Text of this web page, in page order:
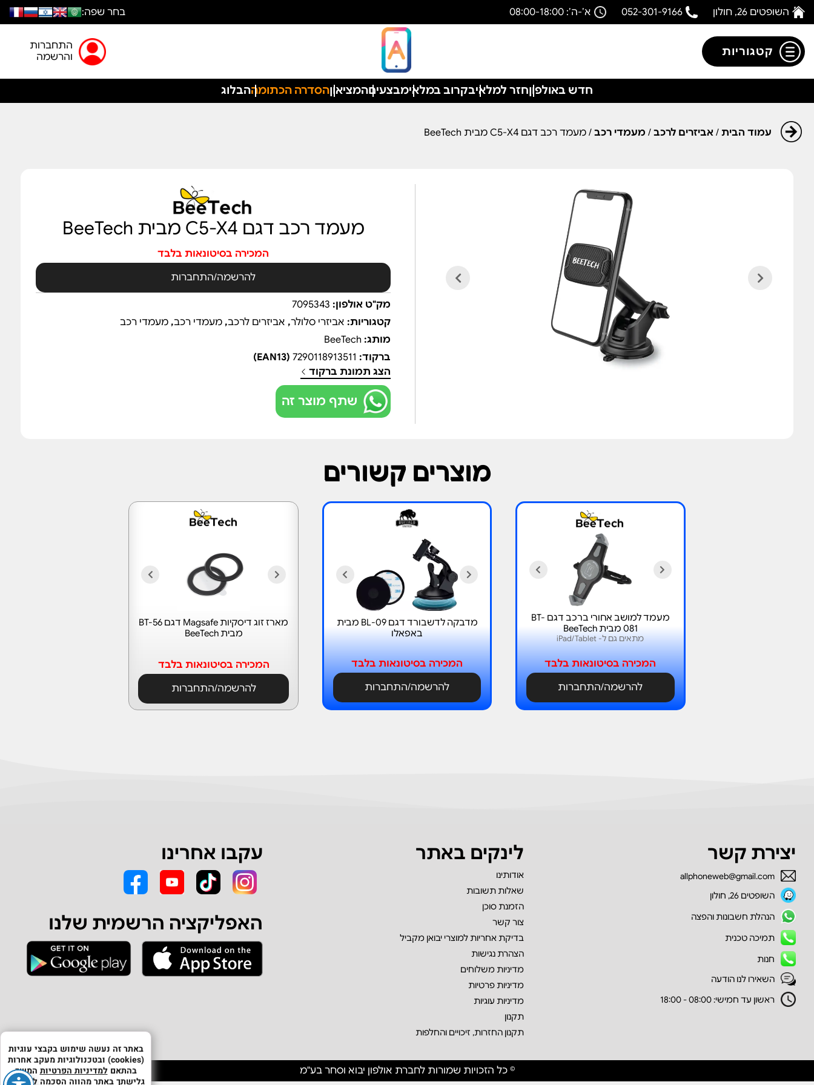
השופטים 26, חולון 052-301-9166 א’-ה’: 08:00-18:00 בחר שפה:
קטגוריות
התחברות
והרשמה
חדש באולפוןחזר למלאיבקרוב במלאימבצעיםהמציאוןהסדרה הכתומההבלוג
עמוד הבית /אביזרים לרכב / מעמדי רכב / מעמד רכב דגם C5-X4 מבית BeeTech
מעמד רכב דגם C5-X4 מבית BeeTech
המכירה בסיטונאות בלבד
להרשמה/התחברות
מק"ט אולפון: 7095343
קטגוריות: אביזרי סלולר, אביזרים לרכב, מעמדי רכב, מעמדי רכב
מותג: BeeTech
ברקוד: 7290118913511
(EAN13)
הצג תמונת ברקוד
שתף מוצר זה
מוצרים קשורים
מתאים גם ל- iPad/Tablet
מעמד למושב אחורי ברכב דגם BT-
081 מבית BeeTech
המכירה בסיטונאות בלבד
להרשמה/התחברות
מדבקה לדשבורד דגם BL-09 מבית
באפאלו
המכירה בסיטונאות בלבד
להרשמה/התחברות
מארז זוג דיסקיות Magsafe דגם BT-56
מבית BeeTech
המכירה בסיטונאות בלבד
להרשמה/התחברות
יצירת קשר
allphoneweb@gmail.com
השופטים 26, חולון
הנהלת חשבונות והפצה
תמיכה טכנית
חנות
השאירו לנו הודעה
ראשון עד חמישי: 08:00 - 18:00
לינקים באתר
אודותינו
שאלות תשובות
הזמנת סוכן
צור קשר
בדיקת אחריות למוצרי יבואן מקביל
הצהרת נגישות
מדיניות משלוחים
מדיניות פרטיות
מדיניות עוגיות
תקנון
תקנון החזרות, זיכויים והחלפות
עקבו אחרינו
האפליקציה הרשמית שלנו
© כל הזכויות שמורות לחברת אולפון יבוא וסחר בע"מ
באתר זה נעשה שימוש בקבצי עוגיות
(cookies) ובטכנולוגיות מעקב אחרות
בהתאםלמדיניות הפרטיות המשך
גלישתך באתר מהווה הסכמה לשימוש